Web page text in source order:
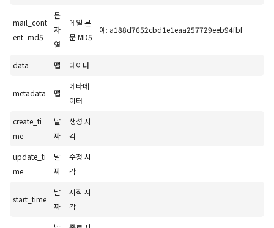
mail_cont
ent_md5
문
자
열
메일 본
문 MD5
예: a188d7652cbd1e1eaa257729eeb94fbf
data 맵 데이터
metadata 맵
메타데
이터
create_ti
me
날
짜
생성 시
각
update_ti
me
날
짜
수정 시
각
start_time
날
짜
시작 시
각